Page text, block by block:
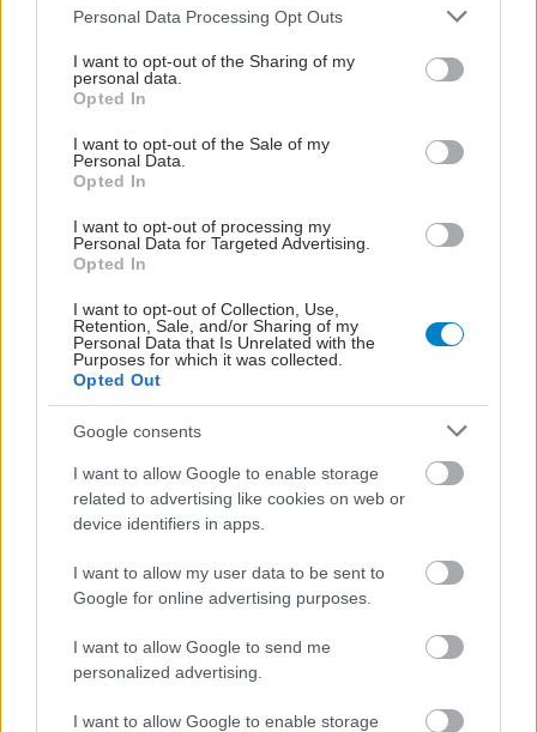
Please note that this website/app uses one or more Google
not limited to your visit or usage behaviour. You may click to
grant or deny consent to Google and its third-party tags to
use your data for below specified purposes in below Google
consent section.
Personal Data Processing Opt Outs
I want to opt-out of the Sharing of my
personal data.
Opted In
I want to opt-out of the Sale of my
Personal Data.
Opted In
I want to opt-out of processing my
Personal Data for Targeted Advertising.
Opted In
I want to opt-out of Collection, Use,
Retention, Sale, and/or Sharing of my
Personal Data that Is Unrelated with the
Purposes for which it was collected.
Opted Out
Google consents
I want to allow Google to enable storage
related to advertising like cookies on web or
device identifiers in apps.
I want to allow my user data to be sent to
Google for online advertising purposes.
I want to allow Google to send me
personalized advertising.
I want to allow Google to enable storage
ΣΗΜΕΡΑ ΣΤΟ IATRONET.GR